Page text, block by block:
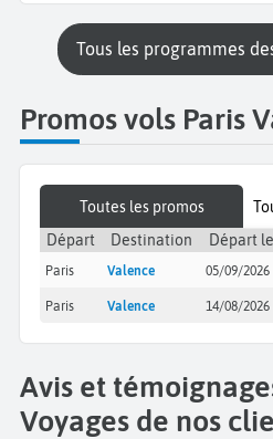
Tous les programmes
Promos vols Paris
Toutes les promos
Départ
Destination Départ le
Paris Valence 05/09/2026
Paris Valence 14/08/2026
Avis et
Voyages de nos